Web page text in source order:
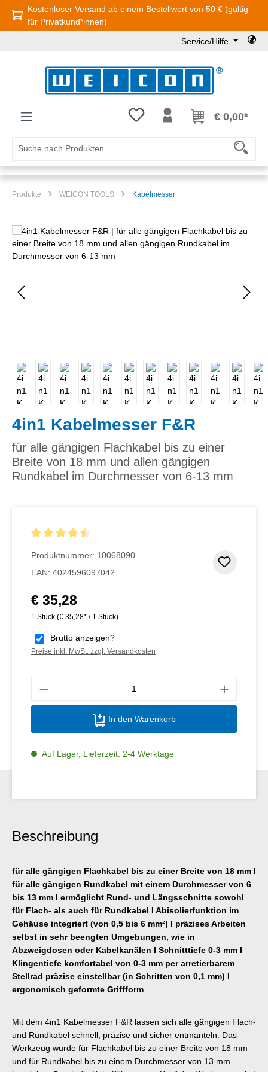
Zum Hauptinhalt springen
Kostenloser Versand ab einem Bestellwert von 50 € (gültig
für Privatkund*innen)
Service/Hilfe
Du hast 0 Produkte auf dem
€ 0,00*
Produkte WEICON TOOLS Kabelmesser
Bildergalerie überspringen
4in1 Kabelmesser F&R
für alle gängigen Flachkabel bis zu einer
Breite von 18 mm und allen gängigen
Rundkabel im Durchmesser von 6-13 mm
Produktnummer: 10068090
EAN: 4024596097042
Regulärer Preis:
€ 35,28
1 Stück (€ 35,28* / 1 Stück)
Brutto anzeigen?
Preise inkl. MwSt. zzgl. Versandkosten
In den Warenkorb
Auf Lager, Lieferzeit: 2-4 Werktage
Beschreibung
für alle gängigen Flachkabel bis zu einer Breite von 18 mm I
für alle gängigen Rundkabel mit einem Durchmesser von 6
bis 13 mm I ermöglicht Rund- und Längsschnitte sowohl
für Flach- als auch für Rundkabel I Abisolierfunktion im
Gehäuse integriert (von 0,5 bis 6 mm²) I präzises Arbeiten
selbst in sehr beengten Umgebungen, wie in
Abzweigdosen oder Kabelkanälen I Schnitttiefe 0-3 mm I
Klingentiefe komfortabel von 0-3 mm per arretierbarem
Stellrad präzise einstellbar (in Schritten von 0,1 mm) I
ergonomisch geformte Griffform
Mit dem 4in1 Kabelmesser F&R lassen sich alle gängigen Flach-
und Rundkabel schnell, präzise und sicher entmanteln. Das
Werkzeug wurde für Flachkabel bis zu einer Breite von 18 mm
und für Rundkabel bis zu einem Durchmesser von 13 mm